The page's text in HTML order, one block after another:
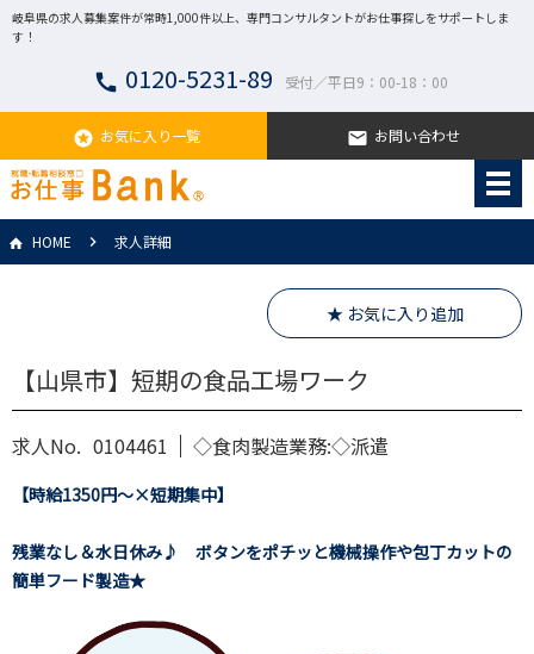
岐阜県の求人募集案件が常時1,000件以上、専門コンサルタントがお仕事探しをサポートしま
す！
call 0120-5231-89 受付／平日9：00-18：00
stars お気に入り一覧 email お問い合わせ
HOME 求人詳細
★ お気に入り追加
【山県市】短期の食品工場ワーク
求人No. 0104461 ◇食肉製造業務:◇派遣
【時給1350円〜×短期集中】
残業なし＆水日休み♪ ボタンをポチッと機械操作や包丁カットの
簡単フード製造★